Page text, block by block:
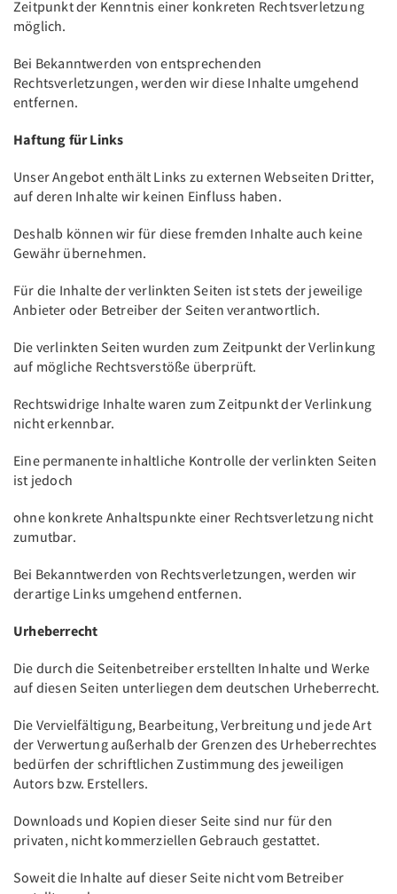
Zeitpunkt der Kenntnis einer konkreten Rechtsverletzung
möglich.
Bei Bekanntwerden von entsprechenden
Rechtsverletzungen, werden wir diese Inhalte umgehend
entfernen.
Haftung für Links
Unser Angebot enthält Links zu externen Webseiten Dritter,
auf deren Inhalte wir keinen Einfluss haben.
Deshalb können wir für diese fremden Inhalte auch keine
Gewähr übernehmen.
Für die Inhalte der verlinkten Seiten ist stets der jeweilige
Anbieter oder Betreiber der Seiten verantwortlich.
Die verlinkten Seiten wurden zum Zeitpunkt der Verlinkung
auf mögliche Rechtsverstöße überprüft.
Rechtswidrige Inhalte waren zum Zeitpunkt der Verlinkung
nicht erkennbar.
Eine permanente inhaltliche Kontrolle der verlinkten Seiten
ist jedoch
ohne konkrete Anhaltspunkte einer Rechtsverletzung nicht
zumutbar.
Bei Bekanntwerden von Rechtsverletzungen, werden wir
derartige Links umgehend entfernen.
Urheberrecht
Die durch die Seitenbetreiber erstellten Inhalte und Werke
auf diesen Seiten unterliegen dem deutschen Urheberrecht.
Die Vervielfältigung, Bearbeitung, Verbreitung und jede Art
der Verwertung außerhalb der Grenzen des Urheberrechtes
bedürfen der schriftlichen Zustimmung des jeweiligen
Autors bzw. Erstellers.
Downloads und Kopien dieser Seite sind nur für den
privaten, nicht kommerziellen Gebrauch gestattet.
Soweit die Inhalte auf dieser Seite nicht vom Betreiber